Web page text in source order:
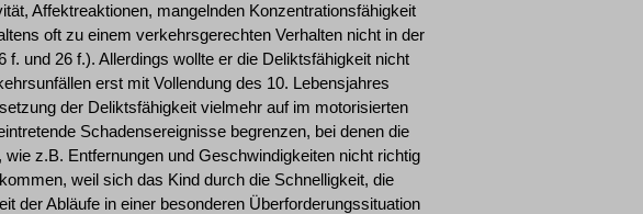
Affektreaktionen, mangelnden Konzentrationsfähigkeit
oft zu einem verkehrsgerechten Verhalten nicht in der
f. und 26 f.). Allerdings wollte er die Deliktsfähigkeit nicht
erst mit Vollendung des 10. Lebensjahres
der Deliktsfähigkeit vielmehr auf im motorisierten
Schadensereignisse begrenzen, bei denen die
z.B. Entfernungen und Geschwindigkeiten nicht richtig
weil sich das Kind durch die Schnelligkeit, die
der Abläufe in einer besonderen Überforderungssituation